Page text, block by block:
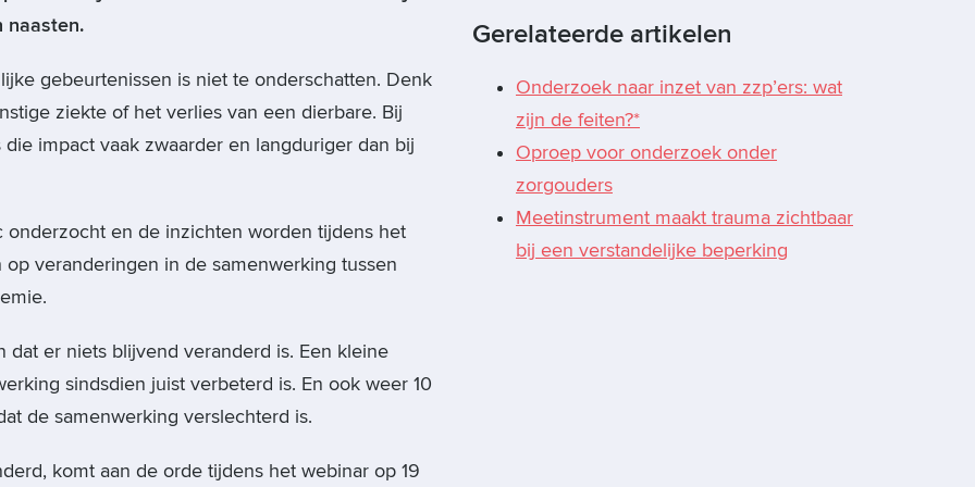
naasten.
gebeurtenissen is niet te onderschatten. Denk
ziekte of het verlies van een dierbare. Bij
impact vaak zwaarder en langduriger dan bij
onderzocht en de inzichten worden tijdens het
veranderingen in de samenwerking tussen
er niets blijvend veranderd is. Een kleine
sindsdien juist verbeterd is. En ook weer 10
de samenwerking verslechterd is.
komt aan de orde tijdens het webinar op 19
Gerelateerde artikelen
Onderzoek naar inzet van zzp’ers: wat
zijn de feiten?*
Oproep voor onderzoek onder
zorgouders
Meetinstrument maakt trauma zichtbaar
bij een verstandelijke beperking